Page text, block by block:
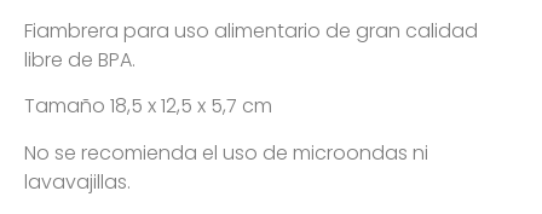
Fiambrera para uso alimentario de gran calidad
libre de BPA.
Tamaño 18,5 x 12,5 x 5,7 cm
No se recomienda el uso de microondas ni
lavavajillas.